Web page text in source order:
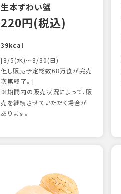
生本ずわい蟹
220円(税込)
39kcal
[8/5(水)～8/30(日)
但し販売予定総数68万食が完売
次第終了。]
※期間内の販売状況によって、販
売を継続させていただく場合が
あります。